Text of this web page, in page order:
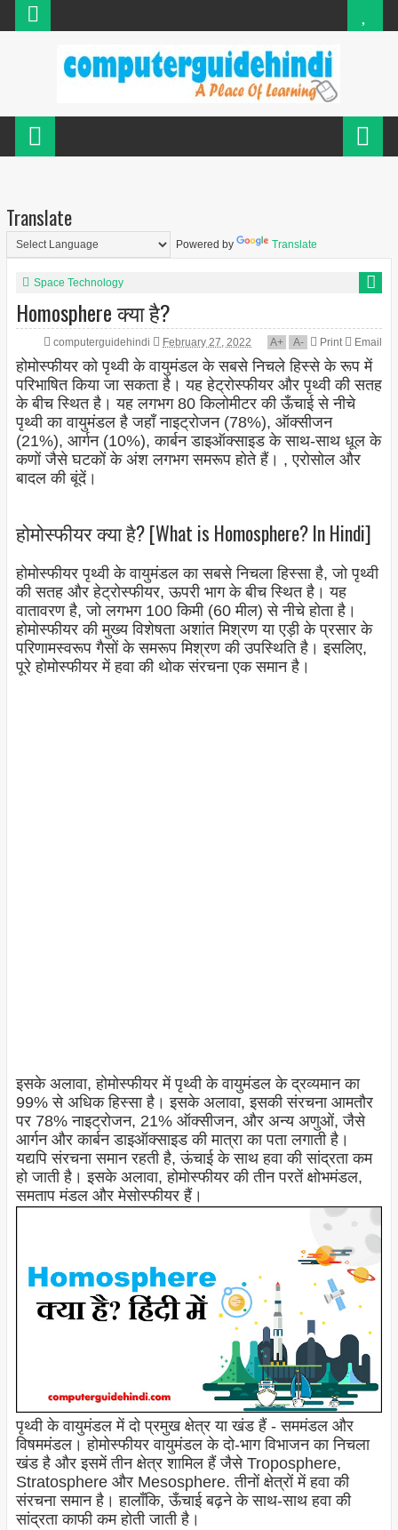
Translate
Powered by Translate
Space Technology
Homosphere क्या है?
computerguidehindi February 27, 2022 A+ A- Print Email
होमोस्फीयर को पृथ्वी के वायुमंडल के सबसे निचले हिस्से के रूप में
परिभाषित किया जा सकता है। यह हेट्रोस्फीयर और पृथ्वी की सतह
के बीच स्थित है। यह लगभग 80 किलोमीटर की ऊँचाई से नीचे
पृथ्वी का वायुमंडल है जहाँ नाइट्रोजन (78%), ऑक्सीजन
(21%), आर्गन (10%), कार्बन डाइऑक्साइड के साथ-साथ धूल के
कणों जैसे घटकों के अंश लगभग समरूप होते हैं। , एरोसोल और
बादल की बूंदें।
होमोस्फीयर क्या है? [What is Homosphere? In Hindi]
होमोस्फीयर पृथ्वी के वायुमंडल का सबसे निचला हिस्सा है, जो पृथ्वी
की सतह और हेट्रोस्फीयर, ऊपरी भाग के बीच स्थित है। यह
वातावरण है, जो लगभग 100 किमी (60 मील) से नीचे होता है।
होमोस्फीयर की मुख्य विशेषता अशांत मिश्रण या एड़ी के प्रसार के
परिणामस्वरूप गैसों के समरूप मिश्रण की उपस्थिति है। इसलिए,
पूरे होमोस्फीयर में हवा की थोक संरचना एक समान है।
इसके अलावा, होमोस्फीयर में पृथ्वी के वायुमंडल के द्रव्यमान का
99% से अधिक हिस्सा है। इसके अलावा, इसकी संरचना आमतौर
पर 78% नाइट्रोजन, 21% ऑक्सीजन, और अन्य अणुओं, जैसे
आर्गन और कार्बन डाइऑक्साइड की मात्रा का पता लगाती है।
यद्यपि संरचना समान रहती है, ऊंचाई के साथ हवा की सांद्रता कम
हो जाती है। इसके अलावा, होमोस्फीयर की तीन परतें क्षोभमंडल,
समताप मंडल और मेसोस्फीयर हैं।
पृथ्वी के वायुमंडल में दो प्रमुख क्षेत्र या खंड हैं - सममंडल और
विषममंडल। होमोस्फीयर वायुमंडल के दो-भाग विभाजन का निचला
खंड है और इसमें तीन क्षेत्र शामिल हैं जैसे Troposphere,
Stratosphere और Mesosphere. तीनों क्षेत्रों में हवा की
संरचना समान है। हालाँकि, ऊँचाई बढ़ने के साथ-साथ हवा की
सांद्रता काफी कम होती जाती है।